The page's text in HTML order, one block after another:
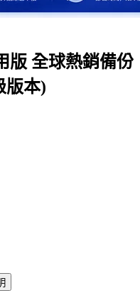
版 全球熱銷備份
版本)